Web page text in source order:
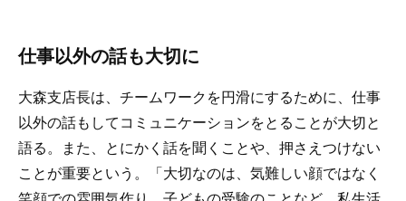
仕事以外の話も大切に
大森支店長は、チームワークを円滑にするために、仕事
以外の話もしてコミュニケーションをとることが大切と
語る。また、とにかく話を聞くことや、押さえつけない
ことが重要という。「大切なのは、気難しい顔ではなく